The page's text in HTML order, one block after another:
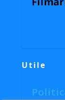
Utile